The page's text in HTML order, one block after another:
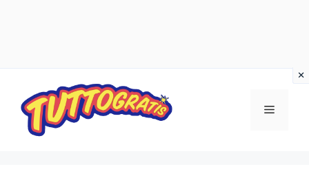
contenuto
Menu